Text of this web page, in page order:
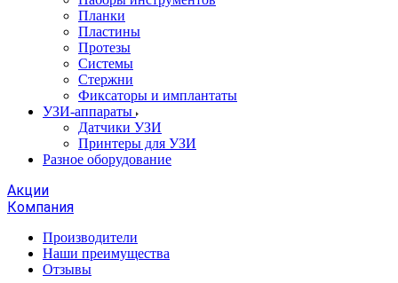
Планки
Пластины
Протезы
Системы
Стержни
Фиксаторы и имплантаты
УЗИ-аппараты
Датчики УЗИ
Принтеры для УЗИ
Разное оборудование
Акции
Компания
Производители
Наши преимущества
Отзывы